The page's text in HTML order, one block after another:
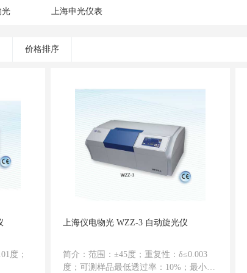
光 上海申光仪表
价格排序
度；
上海仪电物光 WZZ-3 自动旋光仪
简介：范围：±45度；重复性：δ≤0.003
度；可测样品最低透过率：10%；最小读